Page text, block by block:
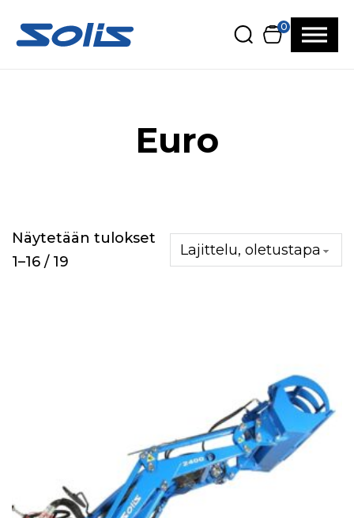
0
Euro
Näytetään tulokset
1–16 / 19